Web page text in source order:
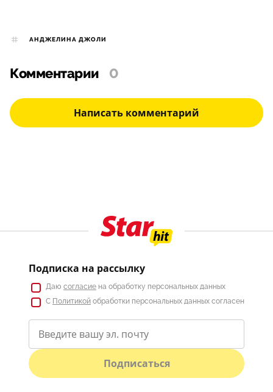
АНДЖЕЛИНА ДЖОЛИ
Комментарии 0
Написать комментарий
Подписка на рассылку
Даю согласие на обработку персональных данных
С Политикой обработки персональных данных согласен
Подписаться